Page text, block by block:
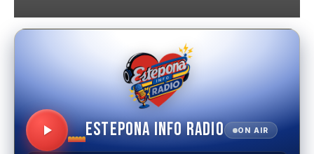
ESTEPONA INFO RADIO ON AIR